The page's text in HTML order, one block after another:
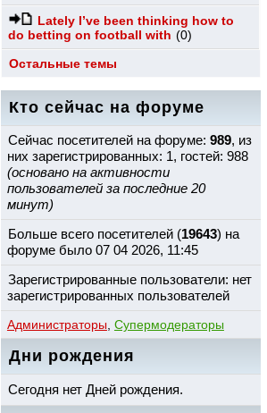
Lately I’ve been thinking how to
do betting on football with (0)
Остальные темы
Кто сейчас на форуме
Сейчас посетителей на форуме: 989, из
них зарегистрированных: 1, гостей: 988
(основано на активности
пользователей за последние 20
минут)
Больше всего посетителей (19643) на
форуме было 07 04 2026, 11:45
Зарегистрированные пользователи: нет
зарегистрированных пользователей
Администраторы, Супермодераторы
Дни рождения
Сегодня нет Дней рождения.